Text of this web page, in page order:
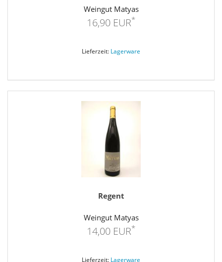
Weingut Matyas
16,90 EUR*
Lieferzeit: Lagerware
Regent
Weingut Matyas
14,00 EUR*
Lieferzeit: Lagerware